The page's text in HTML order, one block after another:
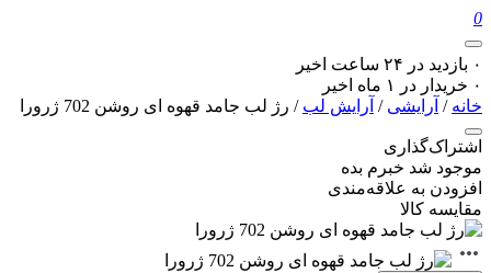
0
۰ بازدید در ۲۴ ساعت اخیر
۰ خریدار در ۱ ماه اخیر
خانه / آرایشی / آرایش لب / رژ لب جامد قهوه ای روشن 702 ژرورا
اشتراک‌گذاری
موجود شد خبرم بده
افزودن به علاقه‌مندی
مقایسه کالا